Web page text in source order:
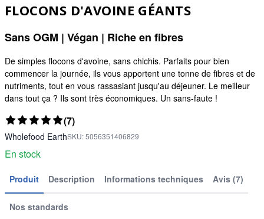
FLOCONS D'AVOINE GÉANTS
Sans OGM | Végan | Riche en fibres
De simples flocons d'avoine, sans chichis. Parfaits pour bien
commencer la journée, ils vous apportent une tonne de fibres et de
nutriments, tout en vous rassasiant jusqu'au déjeuner. Le meilleur
dans tout ça ? Ils sont très économiques. Un sans-faute !
(7)
Wholefood EarthSKU:5056351406829
En stock
Produit Description Informations techniques Avis (7)
Nos standards